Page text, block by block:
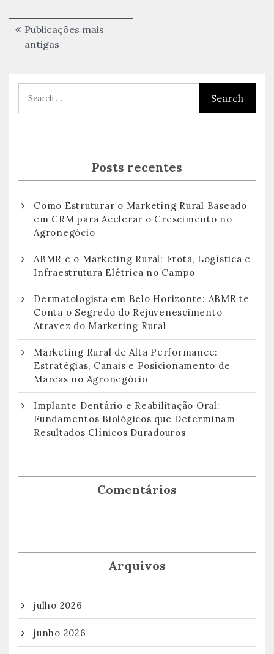
Navegação
por
Publicações mais
antigas
Posts recentes
Como Estruturar o Marketing Rural Baseado
em CRM para Acelerar o Crescimento no
Agronegócio
ABMR e o Marketing Rural: Frota, Logística e
Infraestrutura Elétrica no Campo
Dermatologista em Belo Horizonte: ABMR te
Conta o Segredo do Rejuvenescimento
Atravez do Marketing Rural
Marketing Rural de Alta Performance:
Estratégias, Canais e Posicionamento de
Marcas no Agronegócio
Implante Dentário e Reabilitação Oral:
Fundamentos Biológicos que Determinam
Resultados Clínicos Duradouros
Comentários
Arquivos
julho 2026
junho 2026